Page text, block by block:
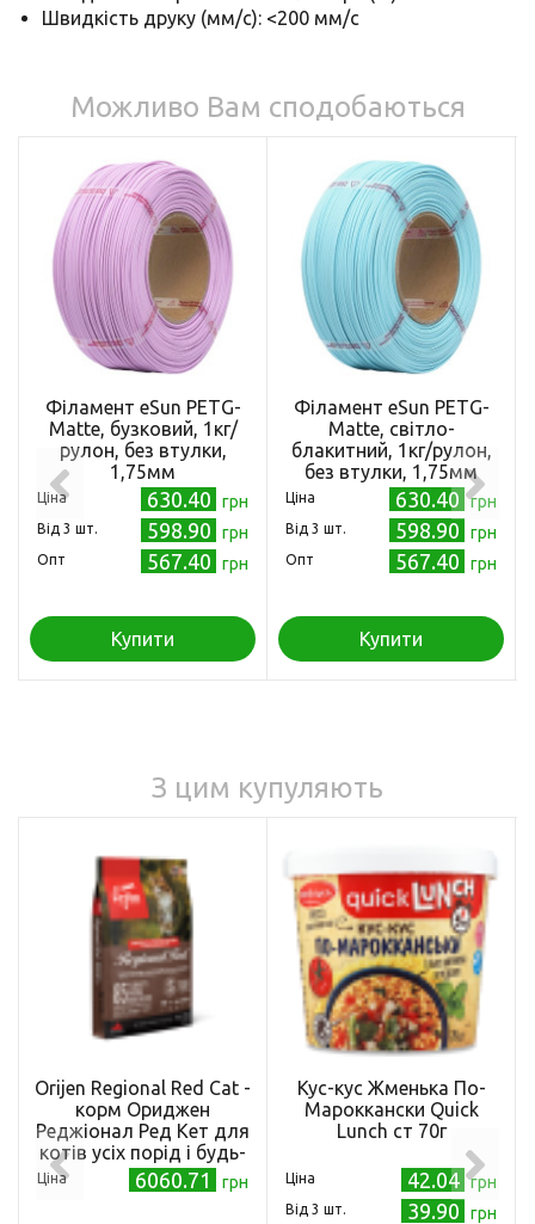
Швидкість друку (мм/с): <200 мм/с
Можливо Вам сподобаються
Філамент eSun PETG-
Matte, бузковий, 1кг/
рулон, без втулки,
1,75мм
Ціна 630.40 грн
Від 3 шт. 598.90 грн
Опт 567.40 грн
Купити
Філамент eSun PETG-
Matte, світло-
блакитний, 1кг/рулон,
без втулки, 1,75мм
Ціна 630.40 грн
Від 3 шт. 598.90 грн
Опт 567.40 грн
Купити
З цим купуляють
Orijen Regional Red Cat -
корм Ориджен
Реджіонал Ред Кет для
котів усіх порід і будь-
якого віку 5,4 кг
(o28254)
Ціна 6060.71 грн
Кус-кус Жменька По-
Мароккански Quick
Lunch ст 70г
Ціна 42.04 грн
Від 3 шт. 39.90 грн